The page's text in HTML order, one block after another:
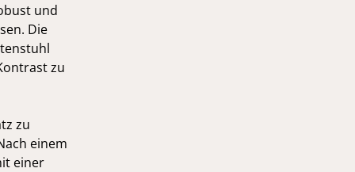
und
Die
zu
zu
einem
einer